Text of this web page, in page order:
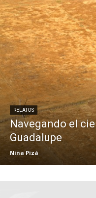
RELATOS
Navegando el
Guadalupe
Nina Pizá